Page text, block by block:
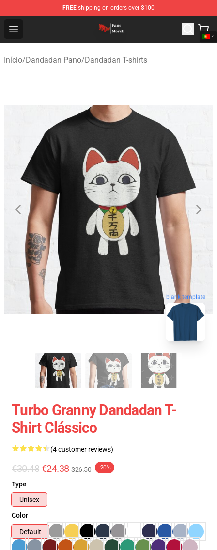
FREE shipping on orders over $100
Open menu
Dandadan Shop - Official Dandadan Merchandise Store
Início/Dandadan Pano/Dandadan T-shirts
blank template
Turbo Granny Dandadan T-
Shirt Clássico
(4 customer reviews)
€30.48 €24.38 $26.50 -20%
Type
Unisex
Color
Default